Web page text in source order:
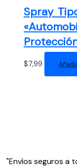
Spray
$7,99
"Envíos seguros a